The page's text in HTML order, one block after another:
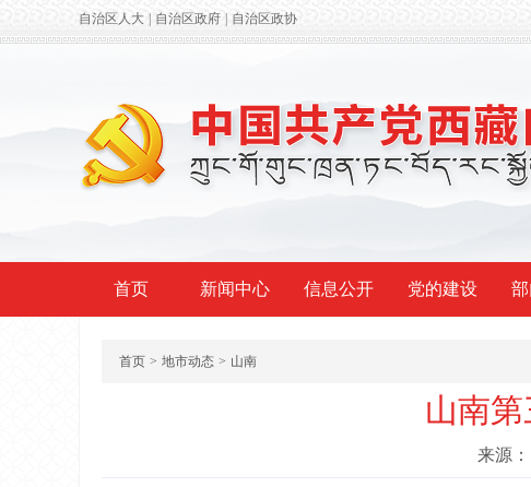
自治区人大 自治区政府 自治区政协
首页 新闻中心 信息公开 党的建设
首页 > 地市动态 > 山南
山南
来源：